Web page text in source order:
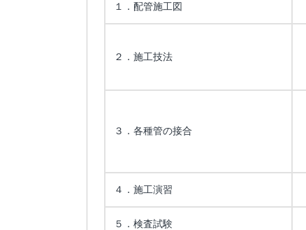
１．配管施工図
２．施工技法
３．各種管の接合
４．施工演習
５．検査試験